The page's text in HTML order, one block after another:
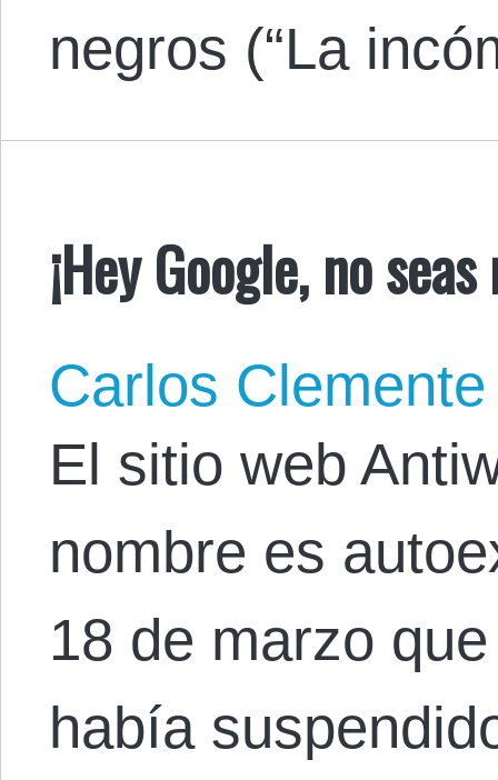
negros (“La
¡Hey Google, no
Carlos Clemente
El sitio web
nombre es
18 de marzo
había